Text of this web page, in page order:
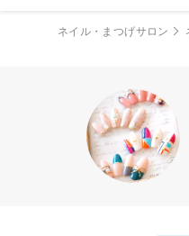
ネイル・まつげサロン